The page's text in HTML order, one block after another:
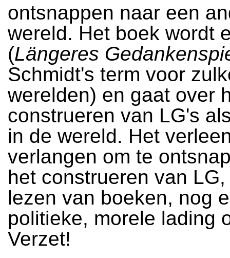
ontsnappen naar een
wereld. Het boek wordt
(Längeres
Schmidt's term voor
werelden) en gaat over
construeren van LG's
in de wereld. Het
verlangen om te
het construeren van
lezen van boeken, nog
politieke, morele lading
Verzet!